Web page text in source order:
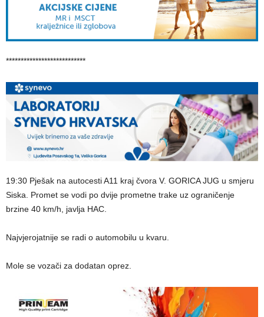
***************************
19:30 Pješak na autocesti A11 kraj čvora V. GORICA JUG u smjeru
Siska. Promet se vodi po dvije prometne trake uz ograničenje
brzine 40 km/h, javlja HAC.
Najvjerojatnije se radi o automobilu u kvaru.
Mole se vozači za dodatan oprez.